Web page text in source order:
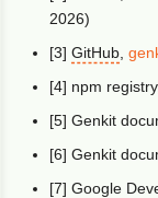
2026)
[3]GitHub ,
[4] npm
[5] Genkit
[6] Genkit
[7] Google